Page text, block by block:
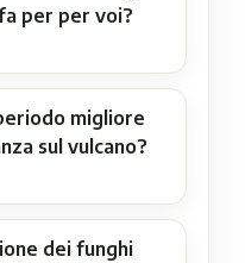
per per voi?
migliore
sul vulcano?
dei funghi